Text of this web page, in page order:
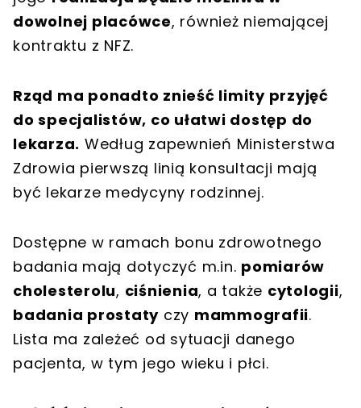
dowolnej placówce, również niemającej
kontraktu z NFZ.
Rząd ma ponadto znieść limity przyjęć
do specjalistów, co ułatwi dostęp do
lekarza. Według zapewnień Ministerstwa
Zdrowia pierwszą linią konsultacji mają
być lekarze medycyny rodzinnej.
Dostępne w ramach bonu zdrowotnego
badania mają dotyczyć m.in. pomiarów
cholesterolu, ciśnienia, a także cytologii,
badania prostaty czy mammografii.
Lista ma zależeć od sytuacji danego
pacjenta, w tym jego wieku i płci.